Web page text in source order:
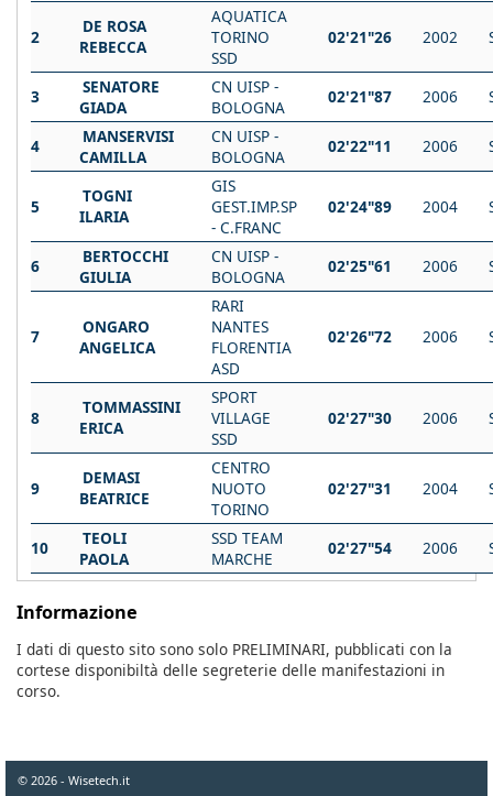
2
DE ROSA
REBECCA
AQUATICA
TORINO
SSD
02'21"26 2002
3
SENATORE
GIADA
CN UISP -
BOLOGNA
02'21"87 2006
4
MANSERVISI
CAMILLA
CN UISP -
BOLOGNA
02'22"11 2006
5
TOGNI
ILARIA
GIS
GEST.IMP.SP
- C.FRANC
02'24"89 2004
6
BERTOCCHI
GIULIA
CN UISP -
BOLOGNA
02'25"61 2006
7
ONGARO
ANGELICA
RARI
NANTES
FLORENTIA
ASD
02'26"72 2006
8
TOMMASSINI
ERICA
SPORT
VILLAGE
SSD
02'27"30 2006
9
DEMASI
BEATRICE
CENTRO
NUOTO
TORINO
02'27"31 2004
10
TEOLI
PAOLA
SSD TEAM
MARCHE
02'27"54 2006
Informazione
I dati di questo sito sono solo PRELIMINARI, pubblicati con la
cortese disponibiltà delle segreterie delle manifestazioni in
corso.
© 2026 - Wisetech.it